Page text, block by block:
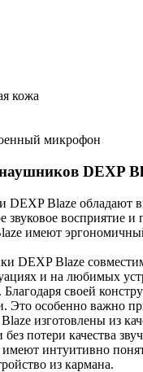
кожа
микрофон
DEXP
DEXP Blaze обладают
звуковое восприятие
имеют
DEXP Blaze
и на любимых
своей
Это особенно важно
изготовлены из
потери качества
интуитивно
из кармана.